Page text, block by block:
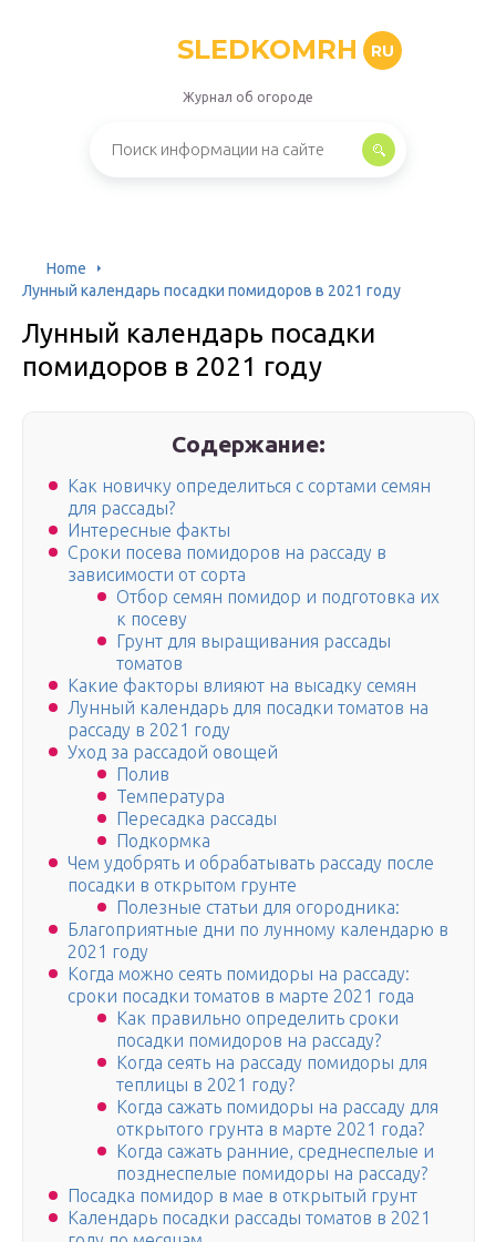
SLEDKOMRH RU
Журнал об огороде
Home
Лунный календарь посадки помидоров в 2021 году
Лунный календарь посадки
помидоров в 2021 году
Содержание:
Как новичку определиться с сортами семян
для рассады?
Интересные факты
Сроки посева помидоров на рассаду в
зависимости от сорта
Отбор семян помидор и подготовка их
к посеву
Грунт для выращивания рассады
томатов
Какие факторы влияют на высадку семян
Лунный календарь для посадки томатов на
рассаду в 2021 году
Уход за рассадой овощей
Полив
Температура
Пересадка рассады
Подкормка
Чем удобрять и обрабатывать рассаду после
посадки в открытом грунте
Полезные статьи для огородника:
Благоприятные дни по лунному календарю в
2021 году
Когда можно сеять помидоры на рассаду:
сроки посадки томатов в марте 2021 года
Как правильно определить сроки
посадки помидоров на рассаду?
Когда сеять на рассаду помидоры для
теплицы в 2021 году?
Когда сажать помидоры на рассаду для
открытого грунта в марте 2021 года?
Когда сажать ранние, среднеспелые и
позднеспелые помидоры на рассаду?
Посадка помидор в мае в открытый грунт
Календарь посадки рассады томатов в 2021